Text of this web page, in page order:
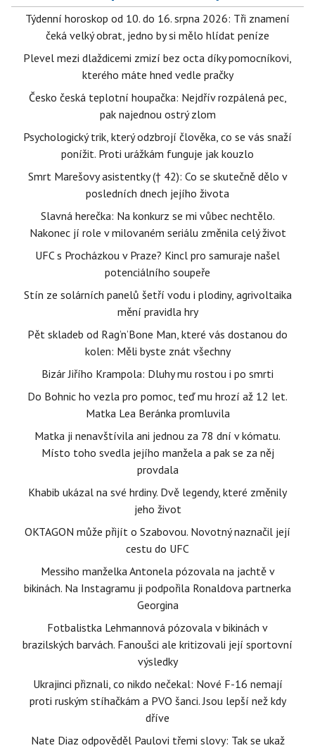
Týdenní horoskop od 10. do 16. srpna 2026: Tři znamení
čeká velký obrat, jedno by si mělo hlídat peníze
Plevel mezi dlaždicemi zmizí bez octa díky pomocníkovi,
kterého máte hned vedle pračky
Česko česká teplotní houpačka: Nejdřív rozpálená pec,
pak najednou ostrý zlom
Psychologický trik, který odzbrojí člověka, co se vás snaží
ponížit. Proti urážkám funguje jak kouzlo
Smrt Marešovy asistentky († 42): Co se skutečně dělo v
posledních dnech jejího života
Slavná herečka: Na konkurz se mi vůbec nechtělo.
Nakonec jí role v milovaném seriálu změnila celý život
UFC s Procházkou v Praze? Kincl pro samuraje našel
potenciálního soupeře
Stín ze solárních panelů šetří vodu i plodiny, agrivoltaika
mění pravidla hry
Pět skladeb od Rag’n’Bone Man, které vás dostanou do
kolen: Měli byste znát všechny
Bizár Jiřího Krampola: Dluhy mu rostou i po smrti
Do Bohnic ho vezla pro pomoc, teď mu hrozí až 12 let.
Matka Lea Beránka promluvila
Matka ji nenavštívila ani jednou za 78 dní v kómatu.
Místo toho svedla jejího manžela a pak se za něj
provdala
Khabib ukázal na své hrdiny. Dvě legendy, které změnily
jeho život
OKTAGON může přijít o Szabovou. Novotný naznačil její
cestu do UFC
Messiho manželka Antonela pózovala na jachtě v
bikinách. Na Instagramu ji podpořila Ronaldova partnerka
Georgina
Fotbalistka Lehmannová pózovala v bikinách v
brazilských barvách. Fanoušci ale kritizovali její sportovní
výsledky
Ukrajinci přiznali, co nikdo nečekal: Nové F-16 nemají
proti ruským stíhačkám a PVO šanci. Jsou lepší než kdy
dříve
Nate Diaz odpověděl Paulovi třemi slovy: Tak se ukaž